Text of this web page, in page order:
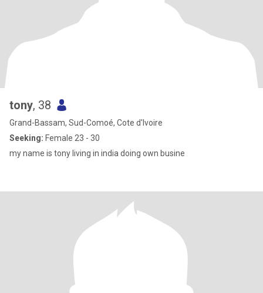
tony, 38
Grand-Bassam, Sud-Comoé, Cote d'Ivoire
Seeking: Female 23 - 30
my name is tony living in india doing own busine